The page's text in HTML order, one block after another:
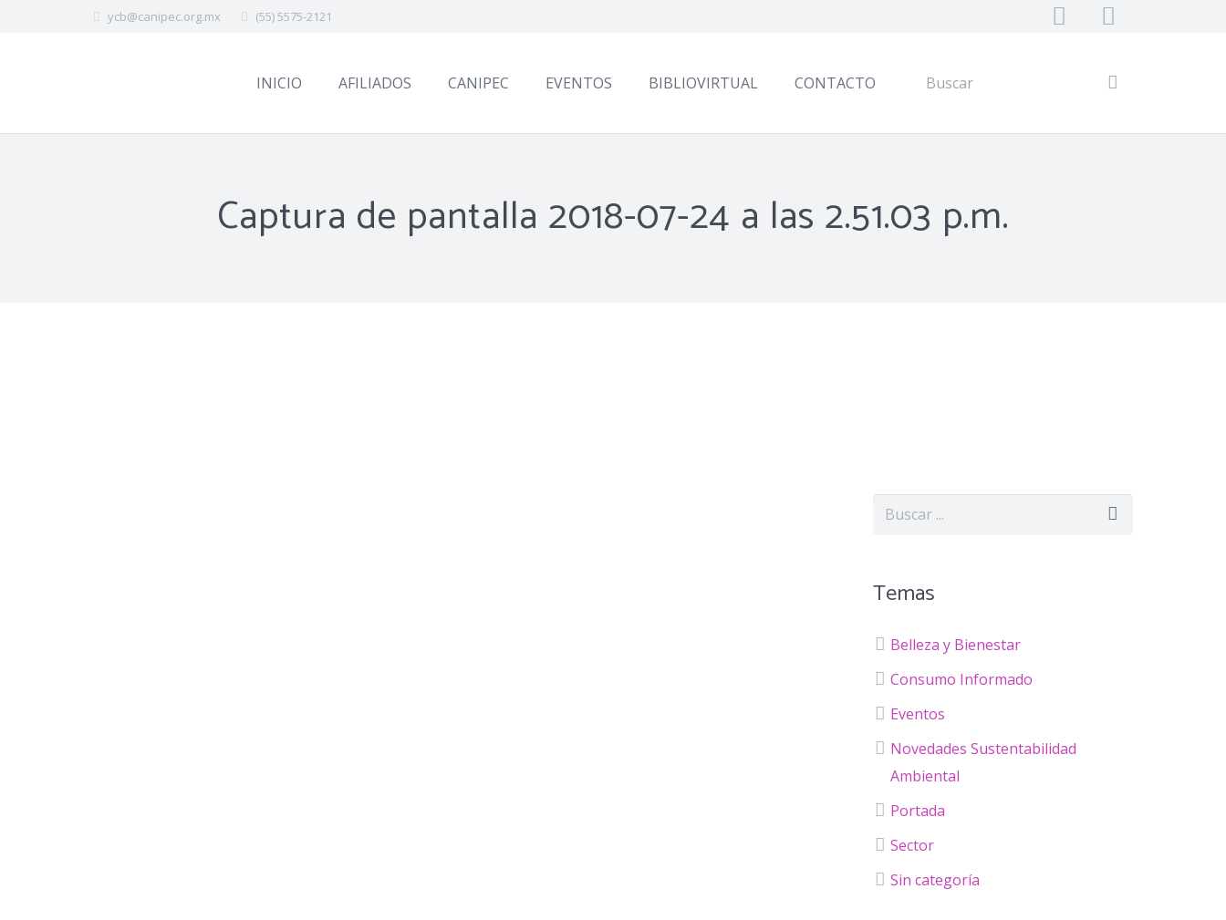
ycb@canipec.org.mx (55) 5575-2121
INICIO AFILIADOS CANIPEC EVENTOS BIBLIOVIRTUAL CONTACTO
Captura de pantalla 2018-07-24 a las 2.51.03 p.m.
Temas
Belleza y Bienestar
Consumo Informado
Eventos
Novedades Sustentabilidad
Ambiental
Portada
Sector
Sin categoría